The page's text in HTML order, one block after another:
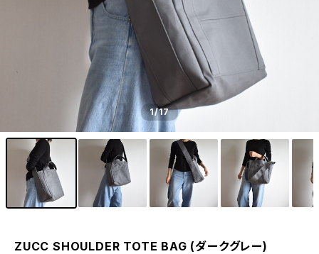
1/17
ZUCC SHOULDER TOTE BAG (ダークグレー)